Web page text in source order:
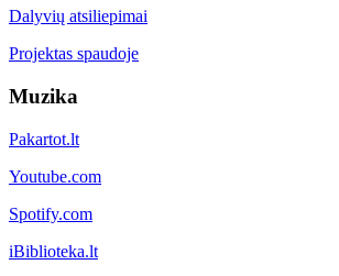
Dalyvių atsiliepimai
Projektas spaudoje
Muzika
Pakartot.lt
Youtube.com
Spotify.com
iBiblioteka.lt